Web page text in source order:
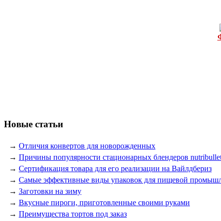
Новые статьи
→ Отличия конвертов для новорожденных
→ Причины популярности стационарных блендеров
→ Сертификация товара для его реализации на Вайлдбериз
→ Самые эффективные виды упаковок для пищевой
→ Заготовки на зиму
→ Вкусные пироги, приготовленные своими руками
→ Преимущества тортов под заказ